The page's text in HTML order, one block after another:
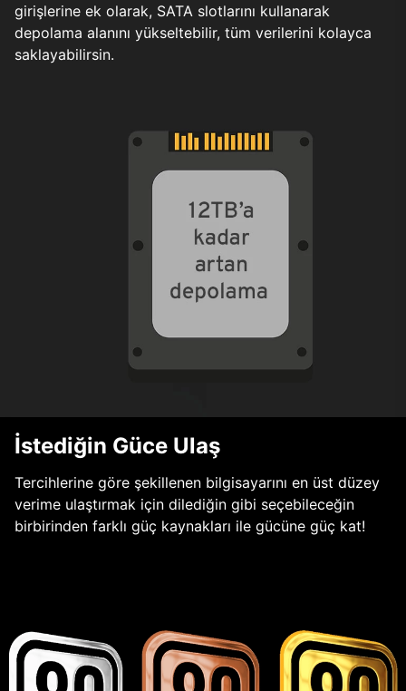
girişlerine ek olarak, SATA slotlarını kullanarak
depolama alanını yükseltebilir, tüm verilerini kolayca
saklayabilirsin.
İstediğin Güce Ulaş
Tercihlerine göre şekillenen bilgisayarını en üst düzey
verime ulaştırmak için dilediğin gibi seçebileceğin
birbirinden farklı güç kaynakları ile gücüne güç kat!